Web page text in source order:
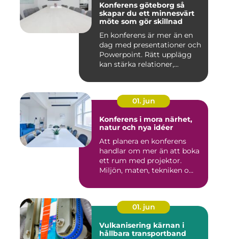
Konferens göteborg så
skapar du ett minnesvärt
möte som gör skillnad
En konferens är mer än en
dag med presentationer och
Powerpoint. Rätt upplägg
kan stärka relationer,...
01. jun
Konferens i mora närhet,
natur och nya idéer
Att planera en konferens
handlar om mer än att boka
ett rum med projektor.
Miljön, maten, tekniken o...
01. jun
Vulkanisering kärnan i
hållbara transportband